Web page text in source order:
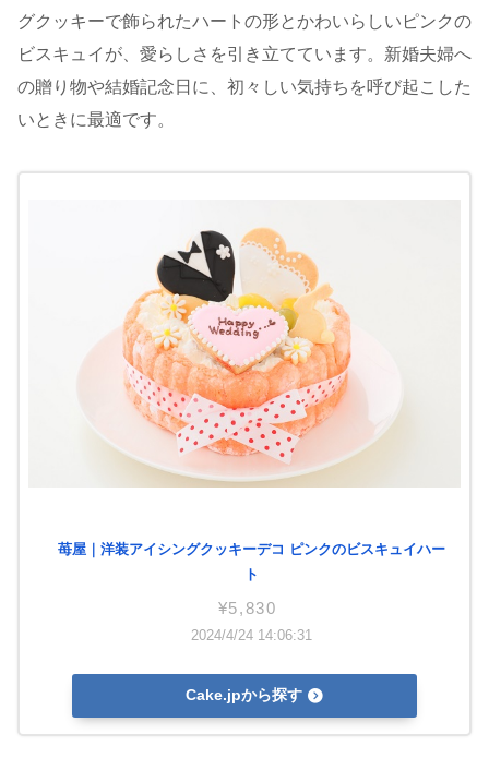
グクッキーで飾られたハートの形とかわいらしいピンクの
ビスキュイが、愛らしさを引き立てています。新婚夫婦へ
の贈り物や結婚記念日に、初々しい気持ちを呼び起こした
いときに最適です。
苺屋｜洋装アイシングクッキーデコ ピンクのビスキュイハー
ト
¥5,830
2024/4/24 14:06:31
Cake.jpから探す